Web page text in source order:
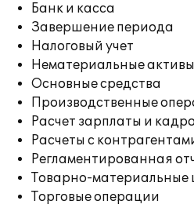
Банк и касса
Завершение периода
Налоговый учет
Нематериальные активы
Основные средства
Производственные
Расчет зарплаты и
Расчеты с
Регламентированная
Товарно-материальные
Торговые операции